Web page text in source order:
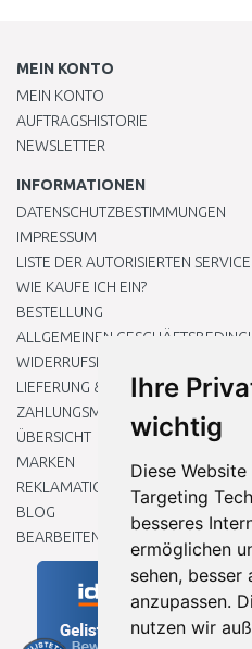
Ihre
wichtig
Diese
Targeting
besseres
ermöglichen
sehen, besser
anzupassen.
nutzen wir
MEIN KONTO
MEIN KONTO
AUFTRAGSHISTORIE
NEWSLETTER
INFORMATIONEN
DATENSCHUTZBESTIMMUNGEN
IMPRESSUM
LISTE DER AUTORISIERTEN
WIE KAUFE ICH EIN?
BESTELLUNG
ALLGEMEINEN
WIDERRUFSRECHT
LIEFERUNG & ZAHLUNG
ZAHLUNGSMETHODEN
ÜBERSICHT
MARKEN
REKLAMATIONEN UND RETOUREN
BLOG
BEARBEITEN SIE MEINE COOKIE-